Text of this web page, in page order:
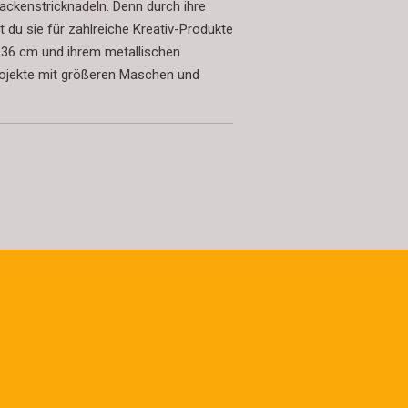
Denn durch ihre
du sie für zahlreiche Kreativ-Produkte
cm und ihrem metallischen
mit größeren Maschen und